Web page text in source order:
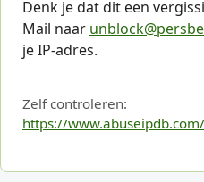
Denk je dat dit een
Mail naar
je IP-adres.
Zelf controleren:
https://